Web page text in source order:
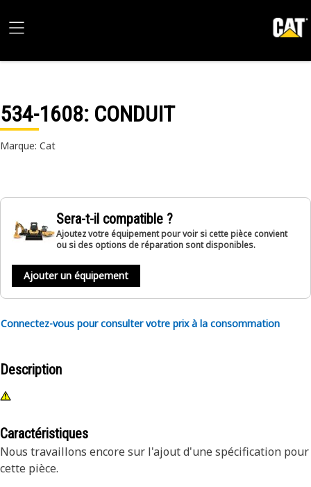
534-1608: CONDUIT
Marque: Cat
Sera-t-il compatible ?
Ajoutez votre équipement pour voir si cette pièce convient
ou si des options de réparation sont disponibles.
Ajouter un équipement
Connectez-vous pour consulter votre prix à la consommation
Description
Caractéristiques
Nous travaillons encore sur l'ajout d'une spécification pour
cette pièce.